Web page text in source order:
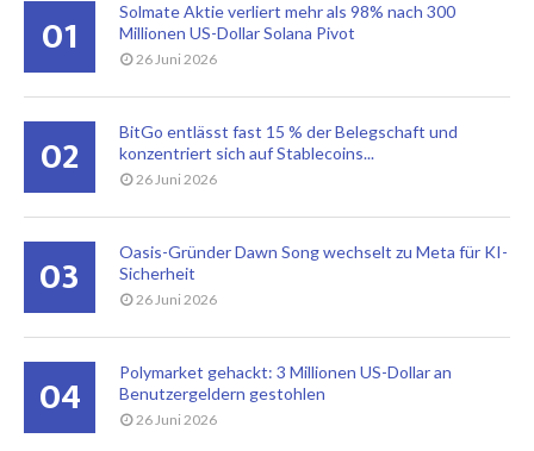
01
Solmate Aktie verliert mehr als 98% nach 300
Millionen US-Dollar Solana Pivot
26 Juni 2026
02
BitGo entlässt fast 15 % der Belegschaft und
konzentriert sich auf Stablecoins...
26 Juni 2026
03
Oasis-Gründer Dawn Song wechselt zu Meta für KI-
Sicherheit
26 Juni 2026
04
Polymarket gehackt: 3 Millionen US-Dollar an
Benutzergeldern gestohlen
26 Juni 2026